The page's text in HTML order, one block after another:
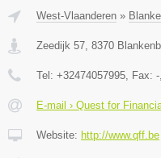
West-Vlaanderen »
Zeedijk 57, 8370
Tel: +32474057995, Fax: -
E-mail › Quest for
Website: http://www.qff.be